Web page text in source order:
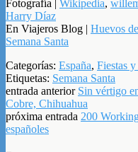
Fotografía | Wikipedia,
Harry Díaz
En Viajeros Blog | Huevos
Semana Santa
Categorías: España, Fiestas
Etiquetas: Semana Santa
entrada anterior Sin vértigo
Cobre, Chihuahua
próxima entrada 200
españoles